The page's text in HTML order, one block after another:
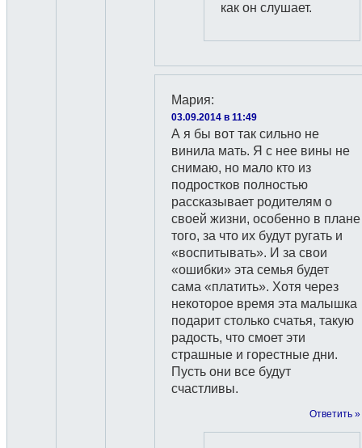
как он слушает.
Мария:
03.09.2014 в 11:49
А я бы вот так сильно не
винила мать. Я с нее вины не
снимаю, но мало кто из
подростков полностью
рассказывает родителям о
своей жизни, особенно в плане
того, за что их будут ругать и
«воспитывать». И за свои
«ошибки» эта семья будет
сама «платить». Хотя через
некоторое время эта малышка
подарит столько счатья, такую
радость, что смоет эти
страшные и горестные дни.
Пусть они все будут
счастливы.
Ответить »